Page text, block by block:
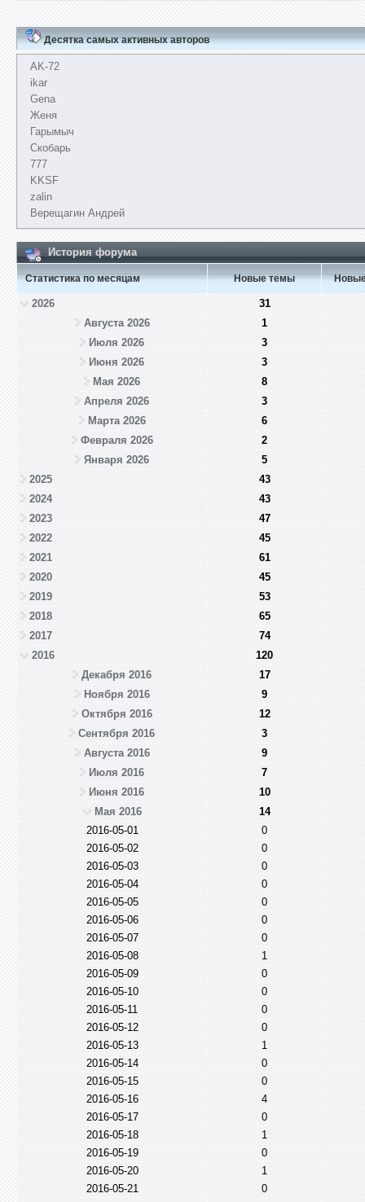
Десятка самых активных авторов
AK-72
ikar
Gena
Женя
Гарымыч
Скобарь
777
KKSF
zalin
Верещагин Андрей
История форума
Статистика по месяцам Новые темы
2026
31
Августа 2026
1
Июля 2026
3
Июня 2026
3
Мая 2026
8
Апреля 2026
3
Марта 2026
6
Февраля 2026
2
Января 2026
5
2025
43
2024
43
2023
47
2022
45
2021
61
2020
45
2019
53
2018
65
2017
74
2016
120
Декабря 2016
17
Ноября 2016
9
Октября 2016
12
Сентября 2016
3
Августа 2016
9
Июля 2016
7
Июня 2016
10
Мая 2016
14
2016-05-01
0
2016-05-02
0
2016-05-03
0
2016-05-04
0
2016-05-05
0
2016-05-06
0
2016-05-07
0
2016-05-08
1
2016-05-09
0
2016-05-10
0
2016-05-11
0
2016-05-12
0
2016-05-13
1
2016-05-14
0
2016-05-15
0
2016-05-16
4
2016-05-17
0
2016-05-18
1
2016-05-19
0
2016-05-20
1
2016-05-21
0